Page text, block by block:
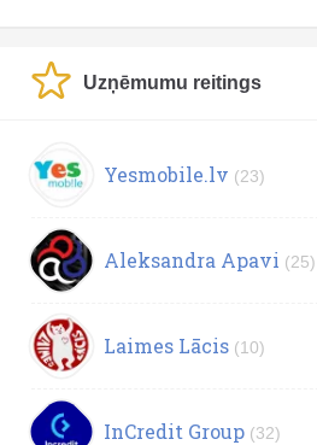
Uzņēmumu reitings
Yesmobile.lv (23)
Aleksandra Apavi (25)
Laimes Lācis (10)
InCredit Group (32)